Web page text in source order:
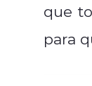
que
para